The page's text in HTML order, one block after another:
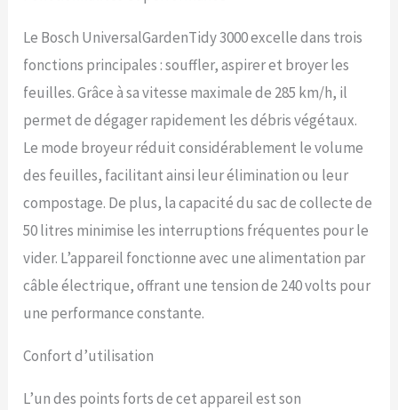
Le Bosch UniversalGardenTidy 3000 excelle dans trois
fonctions principales : souffler, aspirer et broyer les
feuilles. Grâce à sa vitesse maximale de 285 km/h, il
permet de dégager rapidement les débris végétaux.
Le mode broyeur réduit considérablement le volume
des feuilles, facilitant ainsi leur élimination ou leur
compostage. De plus, la capacité du sac de collecte de
50 litres minimise les interruptions fréquentes pour le
vider. L’appareil fonctionne avec une alimentation par
câble électrique, offrant une tension de 240 volts pour
une performance constante.
Confort d’utilisation
L’un des points forts de cet appareil est son